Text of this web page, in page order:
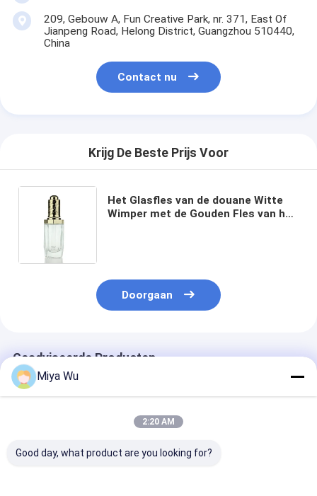
209, Gebouw A, Fun Creative Park, nr. 371, East Of
Jianpeng Road, Helong District, Guangzhou 510440,
China
Contact nu
Krijg De Beste Prijs Voor
Het Glasfles van de douane Witte
Wimper met de Gouden Fles van het
Doorgaan
Geadviseerde Producten
Miya Wu
2:20 AM
Good day, what product are you looking for?